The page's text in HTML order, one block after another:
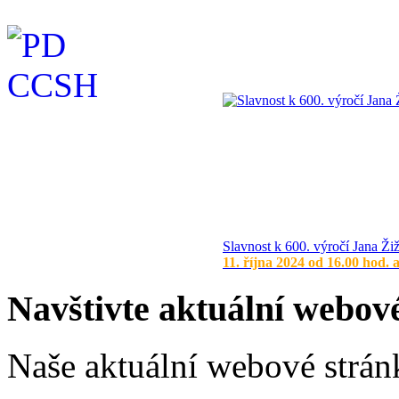
Slavnost k 600. výročí Jana
11. října 2024 od 16.00 hod.
Navštivte aktuální
Naše aktuální webové